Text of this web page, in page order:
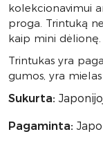
kolekcionavimui
proga. Trintuką
kaip mini dėlionę.
Trintukas yra
gumos, yra
Sukurta:
Pagaminta: